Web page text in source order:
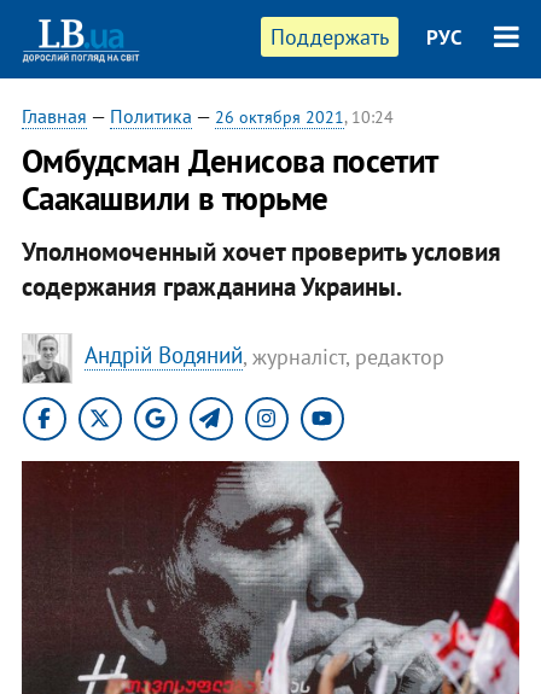
Поддержать РУС
Главная — Политика — 26 октября 2021, 10:24
Омбудсман Денисова посетит
Саакашвили в тюрьме
Уполномоченный хочет проверить условия
содержания гражданина Украины.
Андрій Водяний, журналіст, редактор